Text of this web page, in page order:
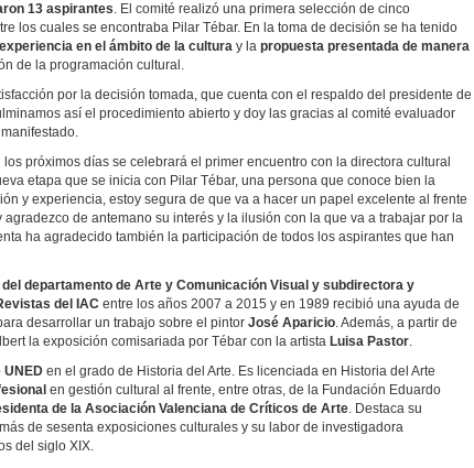
13 aspirantes. El comité realizó una primera selección de cinco
los cuales se encontraba Pilar Tébar. En la toma de decisión se ha tenido
en el ámbito de la cultura y la propuesta presentada de manera
de la programación cultural.
por la decisión tomada, que cuenta con el respaldo del presidente de
así el procedimiento abierto y doy las gracias al comité evaluador
próximos días se celebrará el primer encuentro con la directora cultural
etapa que se inicia con Pilar Tébar, una persona que conoce bien la
y experiencia, estoy segura de que va a hacer un papel excelente al frente
de antemano su interés y la ilusión con la que va a trabajar por la
ha agradecido también la participación de todos los aspirantes que han
departamento de Arte y Comunicación Visual y subdirectora y
del IAC entre los años 2007 a 2015 y en 1989 recibió una ayuda de
desarrollar un trabajo sobre el pintor José Aparicio. Además, a partir de
la exposición comisariada por Tébar con la artista Luisa Pastor.
UNED en el grado de Historia del Arte. Es licenciada en Historia del Arte
en gestión cultural al frente, entre otras, de la Fundación Eduardo
de la Asociación Valenciana de Críticos de Arte. Destaca su
de sesenta exposiciones culturales y su labor de investigadora
del siglo XIX.